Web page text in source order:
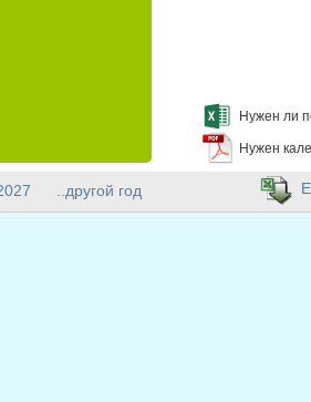
Нужен ли
Нужен
..другой год